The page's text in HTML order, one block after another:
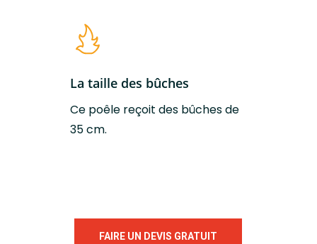
La taille des bûches
Ce poêle reçoit des bûches de
35 cm.
FAIRE UN DEVIS GRATUIT